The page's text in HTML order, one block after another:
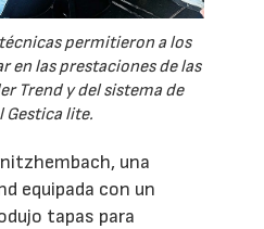
permitieron a los
en las prestaciones de las
Trend y del sistema de
lite.
una
equipada con un
tapas para